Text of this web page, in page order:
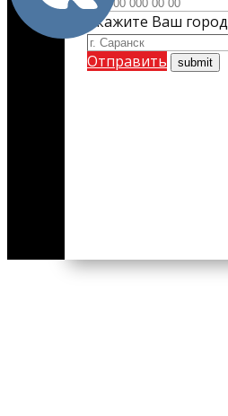
Укажите Ваш город
Отправить